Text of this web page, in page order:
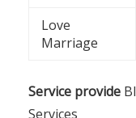
Love
Marriage
Service provide
Services